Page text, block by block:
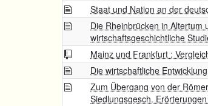
Staat und Nation an der
Die Rheinbrücken in Altertum
wirtschaftsgeschichtliche
Mainz und Frankfurt :
Die wirtschaftliche
Zum Übergang von der
Siedlungsgesch.